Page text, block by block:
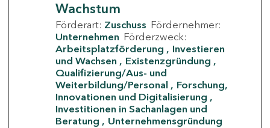
Wachstum
Förderart: Zuschuss Fördernehmer:
Unternehmen Förderzweck:
Arbeitsplatzförderung
Investieren
und Wachsen
Existenzgründung
Qualifizierung/Aus- und
Weiterbildung/Personal
Forschung,
Innovationen und Digitalisierung
Investitionen in Sachanlagen und
Beratung
Unternehmensgründung